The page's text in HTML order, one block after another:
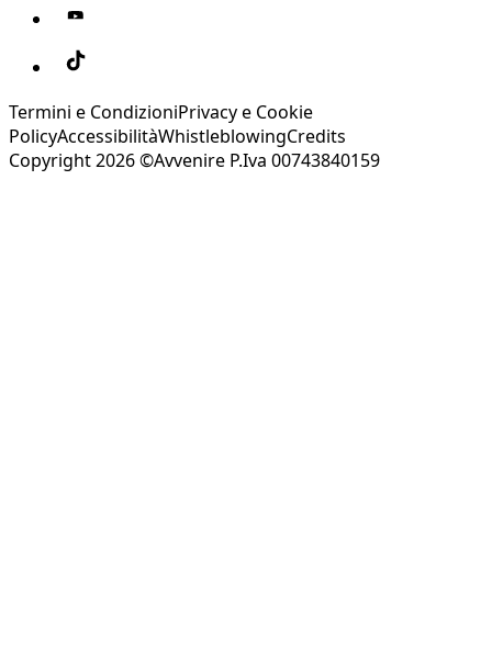
Termini e CondizioniPrivacy e Cookie
PolicyAccessibilitàWhistleblowingCredits
Copyright 2026 ©Avvenire P.Iva 00743840159